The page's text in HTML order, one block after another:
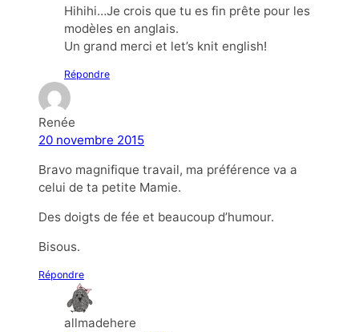
Hihihi…Je crois que tu es fin prête pour les
modèles en anglais.
Un grand merci et let’s knit english!
Répondre
Renée
20 novembre 2015
Bravo magnifique travail, ma préférence va a
celui de ta petite Mamie.
Des doigts de fée et beaucoup d’humour.
Bisous.
Répondre
allmadehere